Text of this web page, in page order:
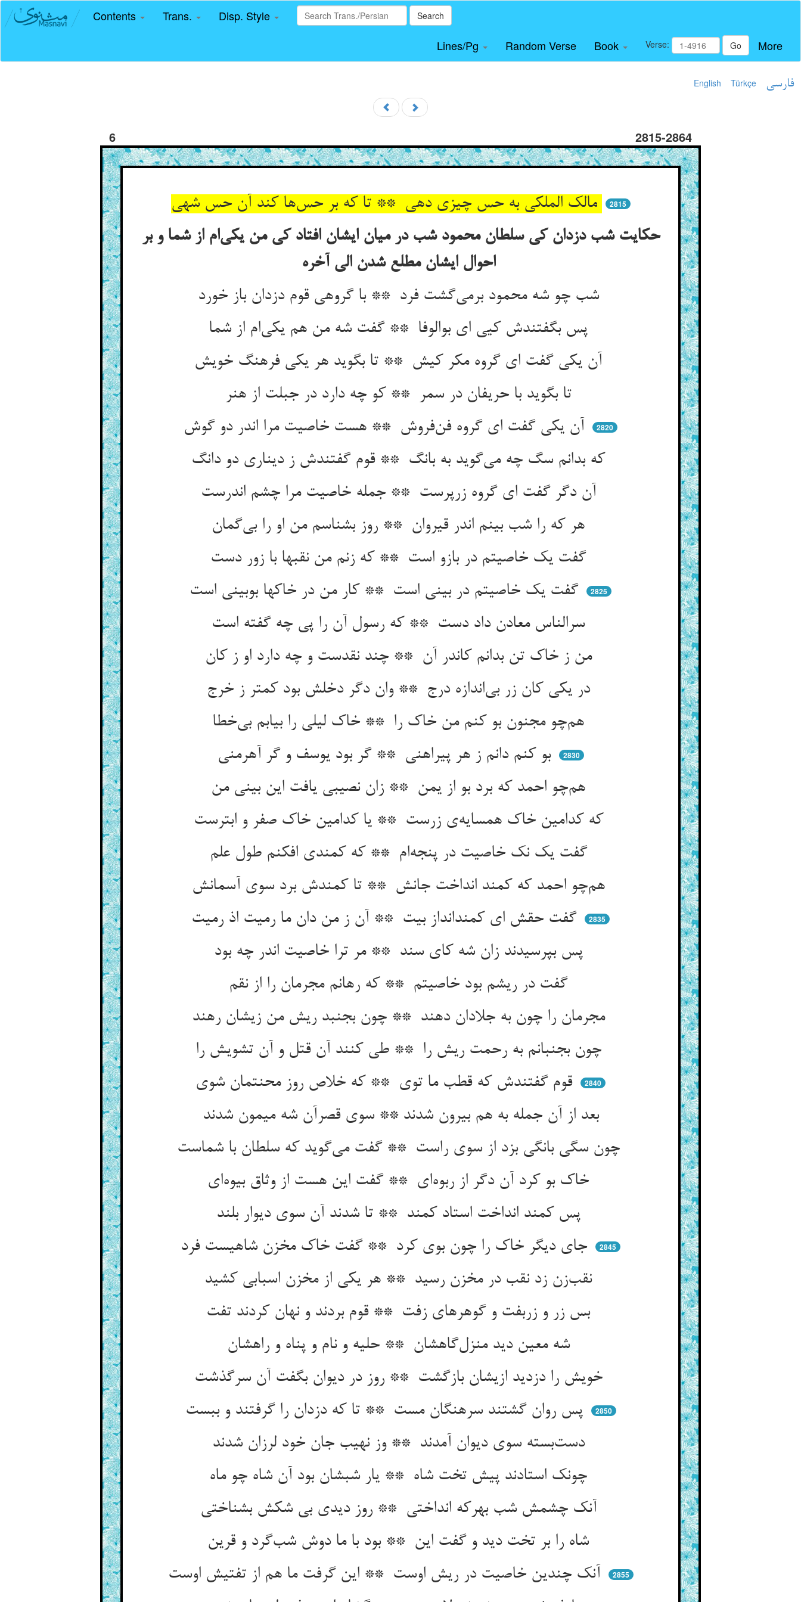
Contents Trans. Disp. Style Search
Lines/Pg Random Verse Book Verse: Go More
English Türkçe فارسی
6 2815-2864
مالک الملکی به حس چیزی دهی ** تا که بر حس‌ها کند آن حس شهی 2815
حکایت شب دزدان کی سلطان محمود شب در میان ایشان افتاد کی من یکی‌ام از شما و بر
احوال ایشان مطلع شدن الی آخره
شب چو شه محمود برمی‌گشت فرد ** با گروهی قوم دزدان باز خورد
تا بگوید با حریفان در سمر ** کو چه دارد در جبلت از هنر
2820
گفت یک خاصیتم در بازو است ** که زنم من نقبها با زور دست
گفت یک خاصیتم در بینی است ** کار من در خاکها بوبینی است
2825
سرالناس معادن داد دست ** که رسول آن را پی چه گفته است
من ز خاک تن بدانم کاندر آن ** چند نقدست و چه دارد او ز کان
در یکی کان زر بی‌اندازه درج ** وان دگر دخلش بود کمتر ز خرج
بو کنم دانم ز هر پیراهنی ** گر بود یوسف و گر آهرمنی
2830
که کدامین خاک همسایه‌ی زرست ** یا کدامین خاک صفر و ابترست
گفت یک نک خاصیت در پنجه‌ام ** که کمندی افکنم طول علم
هم‌چو احمد که کمند انداخت جانش ** تا کمندش برد سوی آسمانش
گفت حقش ای کمندانداز بیت ** آن ز من دان ما رمیت اذ رمیت
2835
پس بپرسیدند زان شه کای سند ** مر ترا خاصیت اندر چه بود
گفت در ریشم بود خاصیتم ** که رهانم مجرمان را از نقم
مجرمان را چون به جلادان دهند ** چون بجنبد ریش من زیشان رهند
چون بجنبانم به رحمت ریش را ** طی کنند آن قتل و آن تشویش را
قوم گفتندش که قطب ما توی ** که خلاص روز محنتمان شوی
2840
بعد از آن جمله به هم بیرون شدند ** سوی قصرآن شه میمون شدند
چون سگی بانگی بزد از سوی راست ** گفت می‌گوید که سلطان با شماست
پس کمند انداخت استاد کمند ** تا شدند آن سوی دیوار بلند
2845
نقب‌زن زد نقب در مخزن رسید ** هر یکی از مخزن اسبابی کشید
بس زر و زربفت و گوهرهای زفت ** قوم بردند و نهان کردند تفت
شه معین دید منزل‌گاهشان ** حلیه و نام و پناه و راهشان
خویش را دزدید ازیشان بازگشت ** روز در دیوان بگفت آن سرگذشت
پس روان گشتند سرهنگان مست ** تا که دزدان را گرفتند و ببست
2850
دست‌بسته سوی دیوان آمدند ** وز نهیب جان خود لرزان شدند
شاه را بر تخت دید و گفت این ** بود با ما دوش شب‌گرد و قرین
2855